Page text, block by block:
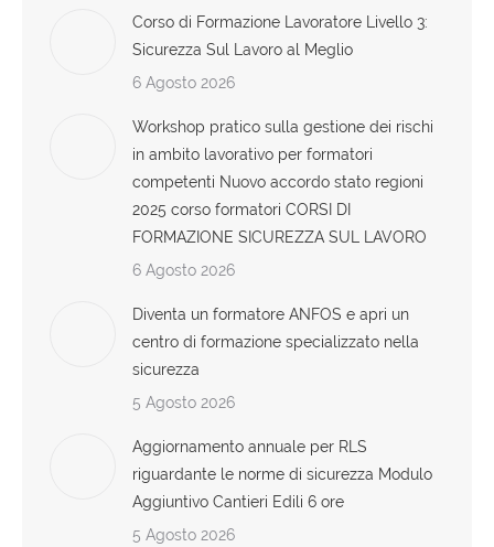
Corso di Formazione Lavoratore Livello 3:
Sicurezza Sul Lavoro al Meglio
6 Agosto 2026
Workshop pratico sulla gestione dei rischi
in ambito lavorativo per formatori
competenti Nuovo accordo stato regioni
2025 corso formatori CORSI DI
FORMAZIONE SICUREZZA SUL LAVORO
6 Agosto 2026
Diventa un formatore ANFOS e apri un
centro di formazione specializzato nella
sicurezza
5 Agosto 2026
Aggiornamento annuale per RLS
riguardante le norme di sicurezza Modulo
Aggiuntivo Cantieri Edili 6 ore
5 Agosto 2026